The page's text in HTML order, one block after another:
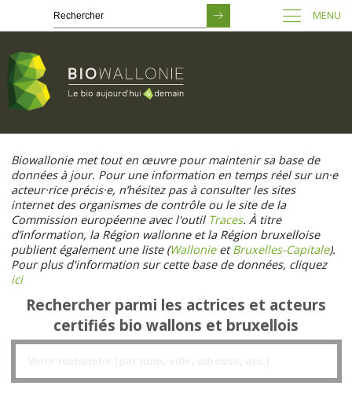
contenu
principal
MENU
Biowallonie met tout en œuvre pour maintenir sa base de
données à jour. Pour une information en temps réel sur un·e
acteur·rice précis·e, n’hésitez pas à consulter les sites
internet des organismes de contrôle ou le site de la
Commission européenne avec l'outil Traces. À titre
d’information, la Région wallonne et la Région bruxelloise
publient également une liste (WallonieetBruxelles-Capitale).
Pour plus d'information sur cette base de données, cliquez
ici
Rechercher parmi les actrices et acteurs
certifiés bio wallons et bruxellois